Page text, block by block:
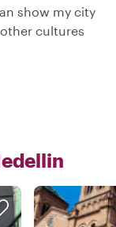
show my city
cultures